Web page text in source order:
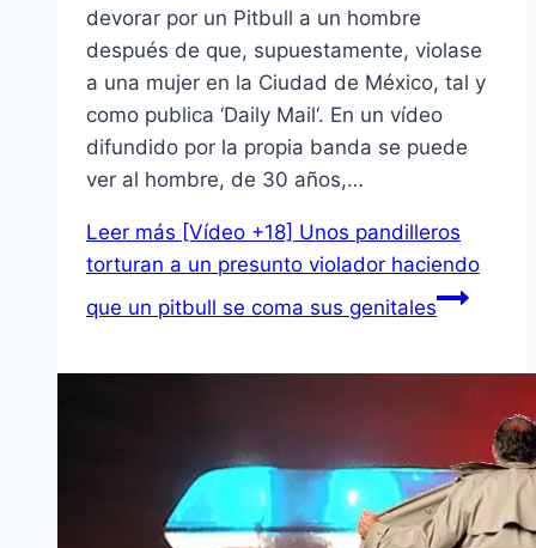
devorar por un Pitbull a un hombre
después de que, supuestamente, violase
a una mujer en la Ciudad de México, tal y
como publica ‘Daily Mail‘. En un vídeo
difundido por la propia banda se puede
ver al hombre, de 30 años,…
Leer más [Vídeo +18] Unos pandilleros
torturan a un presunto violador haciendo
que un pitbull se coma sus genitales